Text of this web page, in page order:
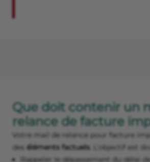
Que doit contenir un
relance de facture
Votre mail de relance pour facture
des éléments factuels. L’objectif est
Rappeler le dépassement du délai